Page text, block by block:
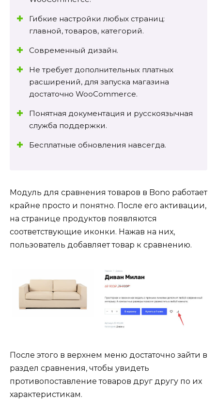
Гибкие настройки любых страниц:
главной, товаров, категорий.
Современный дизайн.
Не требует дополнительных платных
расширений, для запуска магазина
достаточно WooCommerce.
Понятная документация и русскоязычная
служба поддержки.
Бесплатные обновления навсегда.
Модуль для сравнения товаров в Bono работает
крайне просто и понятно. После его активации,
на странице продуктов появляются
соответствующие иконки. Нажав на них,
пользователь добавляет товар к сравнению.
После этого в верхнем меню достаточно зайти в
раздел сравнения, чтобы увидеть
противопоставление товаров друг другу по их
характеристикам.